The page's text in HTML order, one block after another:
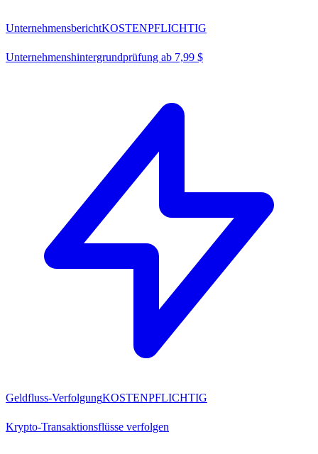
UnternehmensberichtKOSTENPFLICHTIG
Unternehmenshintergrundprüfung ab 7,99 $
Geldfluss-VerfolgungKOSTENPFLICHTIG
Krypto-Transaktionsflüsse verfolgen